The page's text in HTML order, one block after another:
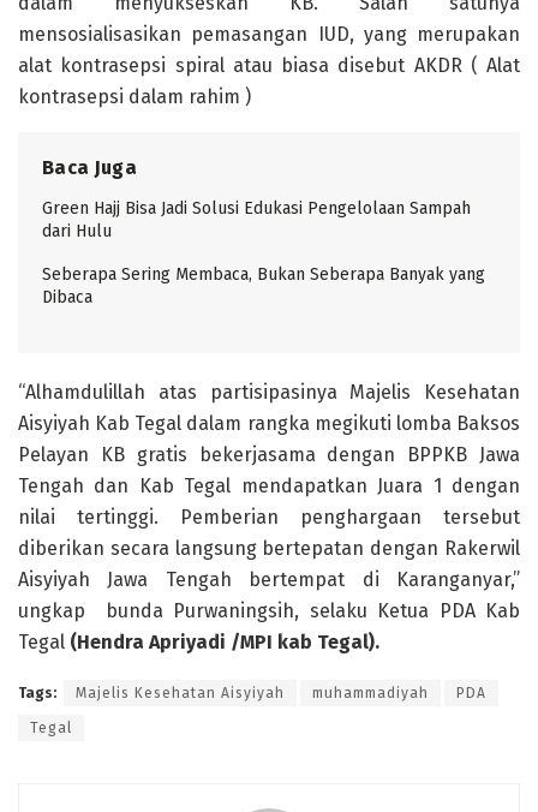
mensosialisasikan pemasangan IUD, yang merupakan
alat kontrasepsi spiral atau biasa disebut AKDR ( Alat
kontrasepsi dalam rahim )
Baca Juga
Green Hajj Bisa Jadi Solusi Edukasi Pengelolaan Sampah
dari Hulu
Seberapa Sering Membaca, Bukan Seberapa Banyak yang
Dibaca
“Alhamdulillah atas partisipasinya Majelis Kesehatan
Aisyiyah Kab Tegal dalam rangka megikuti lomba Baksos
Pelayan KB gratis bekerjasama dengan BPPKB Jawa
Tengah dan Kab Tegal mendapatkan Juara 1 dengan
nilai tertinggi. Pemberian penghargaan tersebut
diberikan secara langsung bertepatan dengan Rakerwil
Aisyiyah Jawa Tengah bertempat di Karanganyar,”
ungkap bunda Purwaningsih, selaku Ketua PDA Kab
Tegal (Hendra Apriyadi /MPI kab Tegal).
Tags: Majelis Kesehatan Aisyiyah muhammadiyah PDA
Tegal